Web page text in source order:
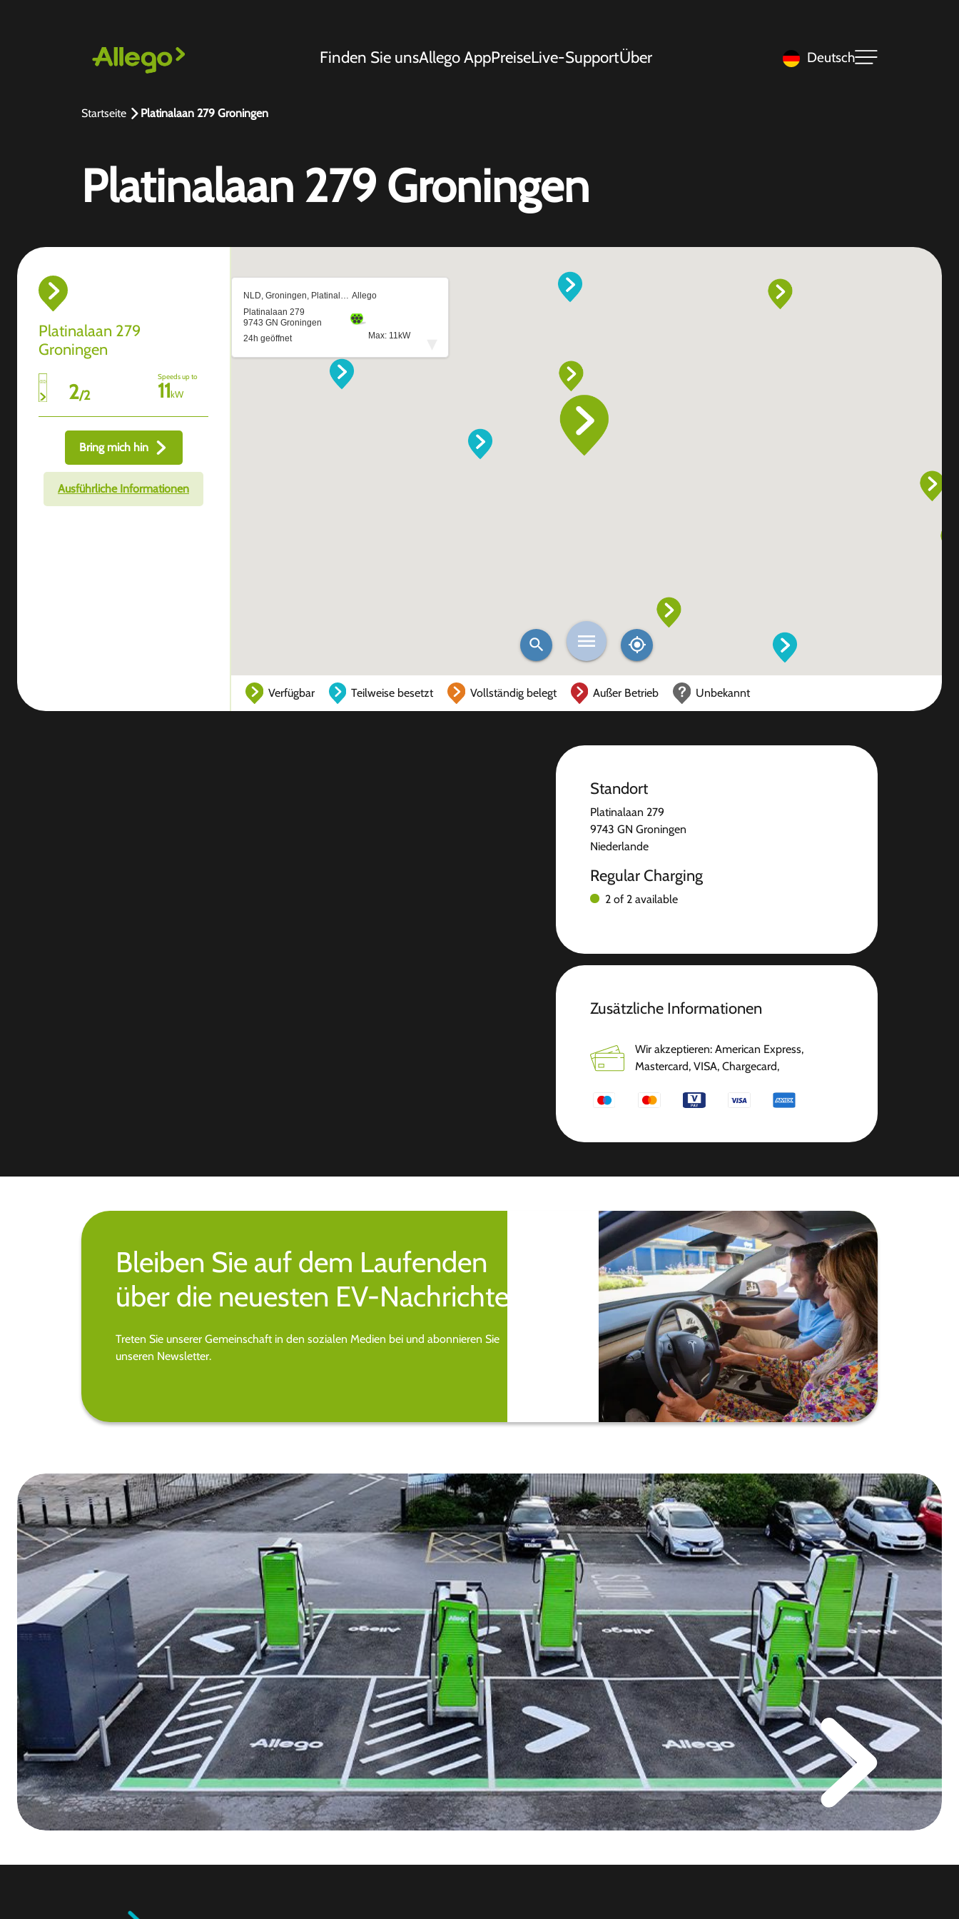
Finden Sie unsAllego AppPreiseLive-SupportÜber Deutsch
Startseite Platinalaan 279 Groningen
Platinalaan 279 Groningen
Platinalaan 279
Groningen
2/2
Speeds up to
11kW
Bring mich hin
Ausführliche Informationen
Verfügbar Teilweise besetzt Vollständig belegt Außer Betrieb Unbekannt
Standort
Platinalaan 279
9743 GN Groningen
Niederlande
Regular Charging
2 of 2 available
Zusätzliche Informationen
Wir akzeptieren: American Express,
Mastercard, VISA, Chargecard,
Bleiben Sie auf dem Laufenden
über die neuesten EV-Nachrichten.
Treten Sie unserer Gemeinschaft in den sozialen Medien bei und abonnieren Sie
unseren Newsletter.